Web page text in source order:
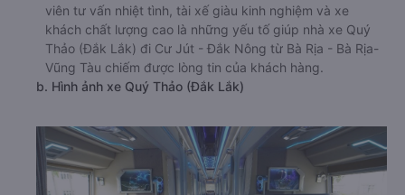
viên tư vấn nhiệt tình, tài xế giàu kinh nghiệm và xe
khách chất lượng cao là những yếu tố giúp nhà xe Quý
Thảo (Đắk Lắk) đi Cư Jút - Đắk Nông từ Bà Rịa - Bà Rịa-
Vũng Tàu chiếm được lòng tin của khách hàng.
b. Hình ảnh xe Quý Thảo (Đắk Lắk)